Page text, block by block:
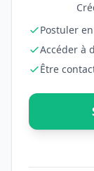
Postuler
Accéder à
Être